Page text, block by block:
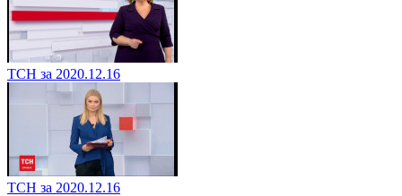
ТСН за 2020.12.16
ТСН за 2020.12.16